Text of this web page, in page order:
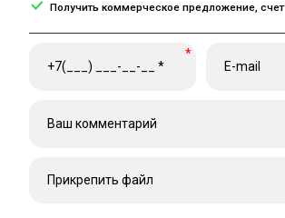
Получить коммерческое предложение, счет
*
Прикрепить файл